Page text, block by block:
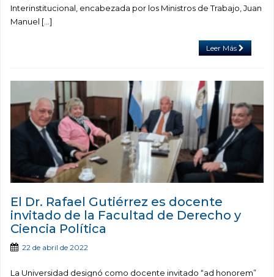
Interinstitucional, encabezada por los Ministros de Trabajo, Juan
Manuel […]
Leer Más
El Dr. Rafael Gutiérrez es docente
invitado de la Facultad de Derecho y
Ciencia Política
22 de abril de 2022
La Universidad designó como docente invitado “ad honorem”